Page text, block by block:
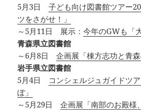
5月3日子ども向け図書館ツアー
ツをさがせ！」
～5月11日 展示：今年のGWも「
青森県立図書館
～6月8日企画展「棟方志功と青森
岩手県立図書館
5月4日 コンシェルジュガイドツ
ぽ」
～5月29日企画展「南部のお殿様